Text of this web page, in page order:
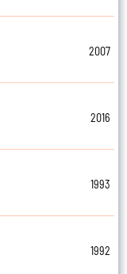
2007
2016
1993
1992